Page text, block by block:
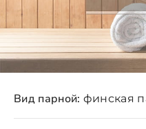
Вид парной: финская